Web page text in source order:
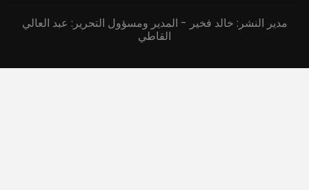
مدير النشر: خالد فخير - المدير ومسؤول التحرير: عبد العالي
القاطي